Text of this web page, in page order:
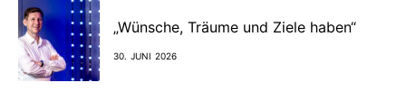
„Wünsche, Träume und Ziele haben“
30. JUNI 2026